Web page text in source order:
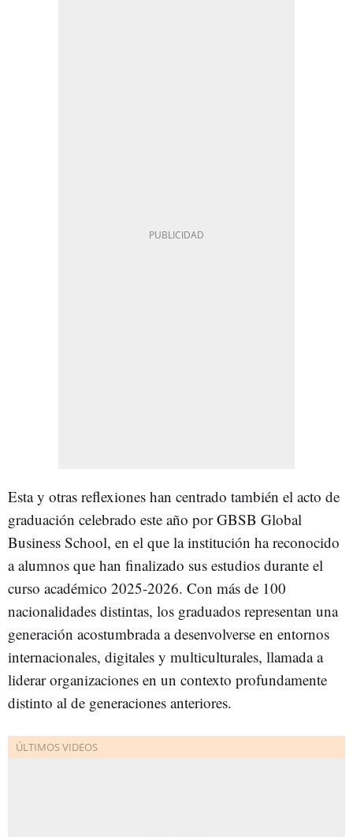
Esta y otras reflexiones han centrado también el acto de
graduación celebrado este año por GBSB Global
Business School, en el que la institución ha reconocido
a alumnos que han finalizado sus estudios durante el
curso académico 2025-2026. Con más de 100
nacionalidades distintas, los graduados representan una
generación acostumbrada a desenvolverse en entornos
internacionales, digitales y multiculturales, llamada a
liderar organizaciones en un contexto profundamente
distinto al de generaciones anteriores.